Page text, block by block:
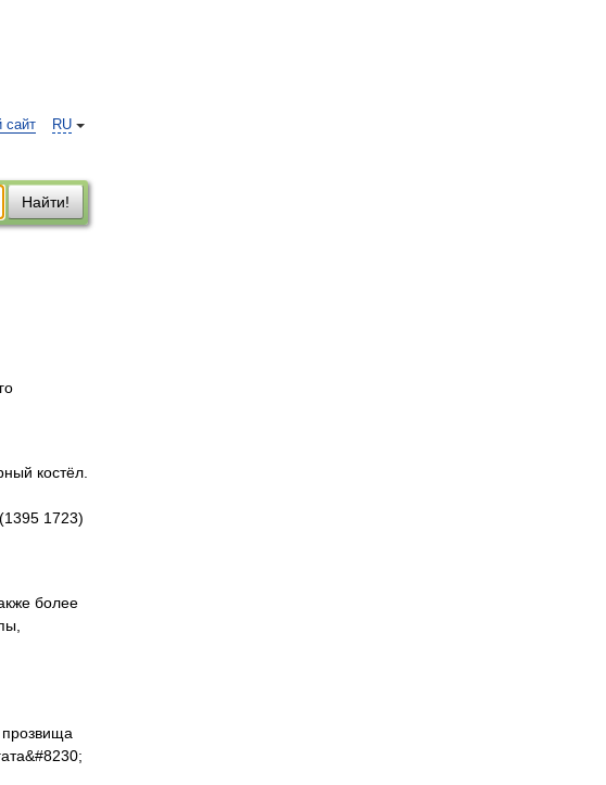
RU
сайт
Найти!
костёл.
1723)
более